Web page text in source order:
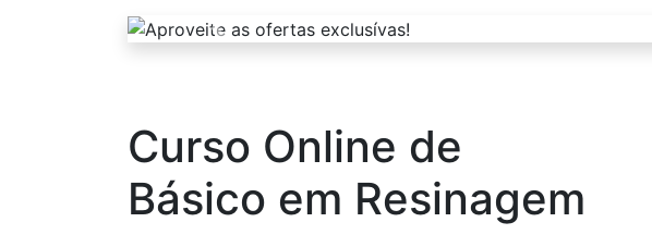
Curso Online de
Básico em Resinagem